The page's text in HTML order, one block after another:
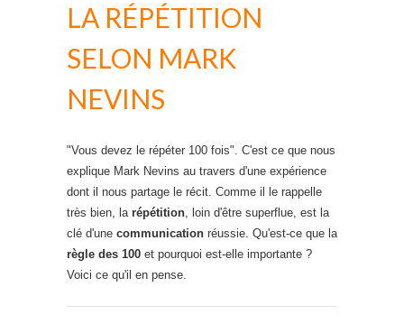
LA RÉPÉTITION
SELON MARK
NEVINS
"Vous devez le répéter 100 fois". C'est ce que nous
explique Mark Nevins au travers d'une expérience
dont il nous partage le récit. Comme il le rappelle
très bien, la répétition, loin d'être superflue, est la
clé d'une communication réussie. Qu'est-ce que la
règle des 100 et pourquoi est-elle importante ?
Voici ce qu'il en pense.